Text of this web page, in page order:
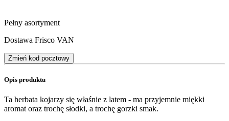
Pełny asortyment
Dostawa Frisco VAN
Zmień kod pocztowy
Opis produktu
Ta herbata kojarzy się właśnie z latem - ma przyjemnie miękki
aromat oraz trochę słodki, a trochę gorzki smak.